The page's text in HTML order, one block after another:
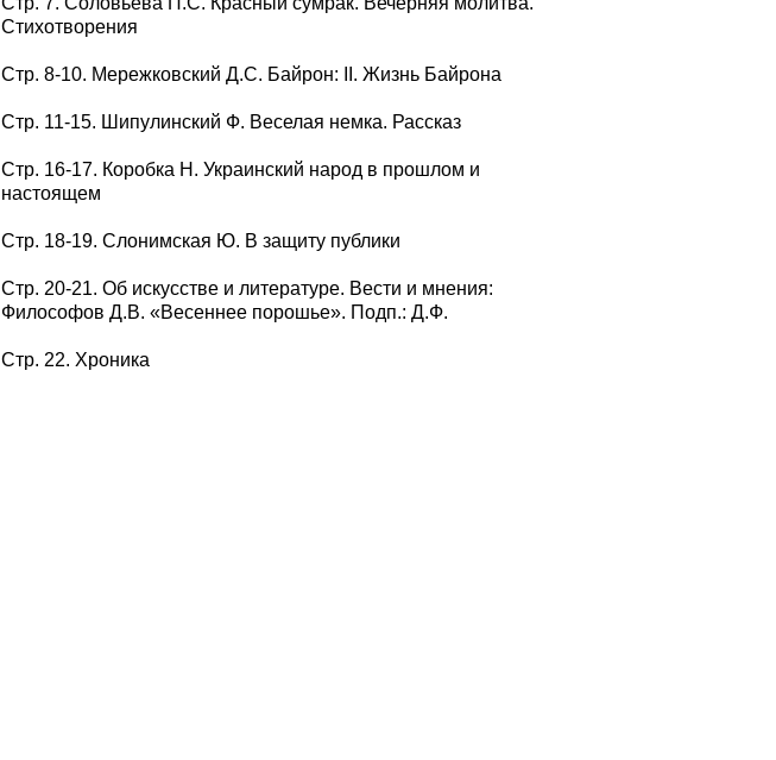
Стихотворения
Стр. 8-10. Мережковский Д.С. Байрон: II. Жизнь Байрона
Стр. 11-15. Шипулинский Ф. Веселая немка. Рассказ
Стр. 16-17. Коробка Н. Украинский народ в прошлом и
настоящем
Стр. 18-19. Слонимская Ю. В защиту публики
Стр. 20-21. Об искусстве и литературе. Вести и мнения:
Философов Д.В. «Весеннее порошье». Подп.: Д.Ф.
Стр. 22. Хроника